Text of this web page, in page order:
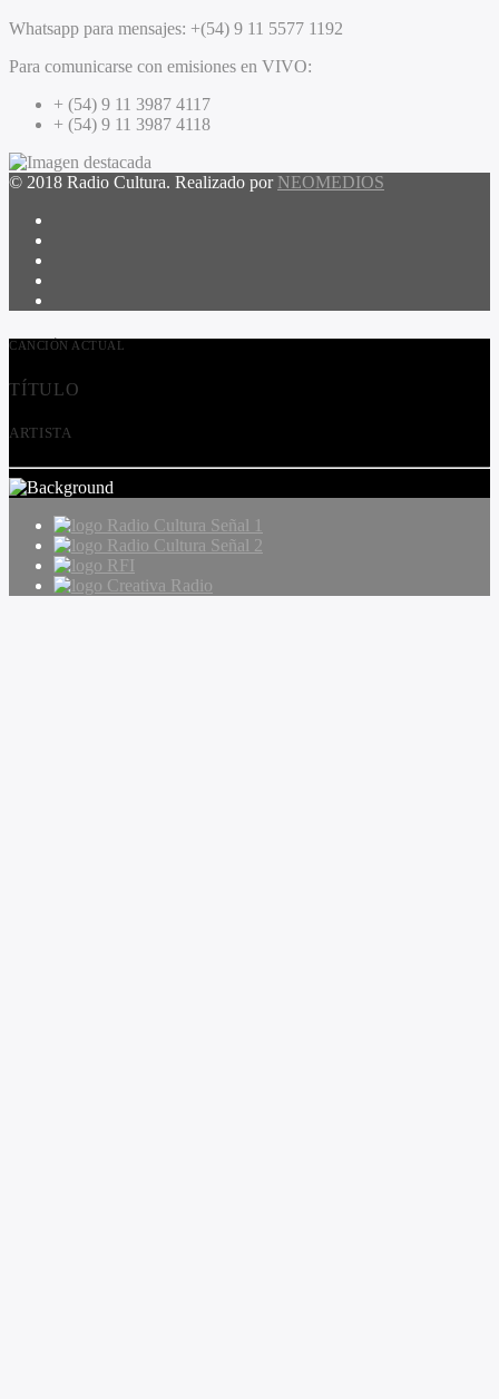
Whatsapp para mensajes: +(54) 9 11 5577 1192
Para comunicarse con emisiones en VIVO:
+ (54) 9 11 3987 4117
+ (54) 9 11 3987 4118
© 2018 Radio Cultura. Realizado por NEOMEDIOS
CANCIÓN ACTUAL
TÍTULO
ARTISTA
Radio Cultura Señal 1
Radio Cultura Señal 2
RFI
Creativa Radio